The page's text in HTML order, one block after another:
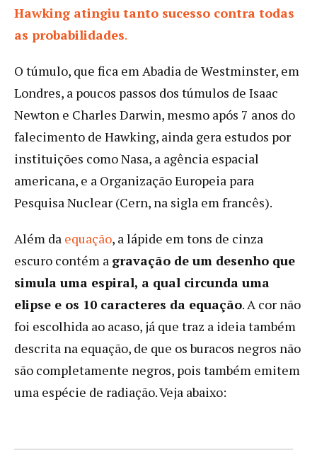
Hawking atingiu tanto sucesso contra todas
as probabilidades.
O túmulo, que fica em Abadia de Westminster, em
Londres, a poucos passos dos túmulos de Isaac
Newton e Charles Darwin, mesmo após 7 anos do
falecimento de Hawking, ainda gera estudos por
instituições como Nasa, a agência espacial
americana, e a Organização Europeia para
Pesquisa Nuclear (Cern, na sigla em francês).
Além da equação, a lápide em tons de cinza
escuro contém a gravação de um desenho que
simula uma espiral, a qual circunda uma
elipse e os 10 caracteres da equação. A cor não
foi escolhida ao acaso, já que traz a ideia também
descrita na equação, de que os buracos negros não
são completamente negros, pois também emitem
uma espécie de radiação. Veja abaixo: